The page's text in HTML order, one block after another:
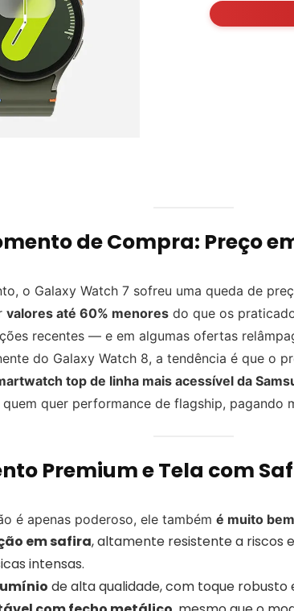
de Compra: Preço
o Galaxy Watch 7 sofreu uma queda de
valores até 60% menores do que os
recentes — e em algumas ofertas
do Galaxy Watch 8, a tendência é que o
top de linha mais acessível da
quer performance de flagship, pagando
Premium e Tela com
é apenas poderoso, ele também é muito
em safira, altamente resistente a riscos
intensas.
de alta qualidade, com toque robusto